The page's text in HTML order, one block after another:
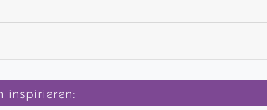
inspirieren: